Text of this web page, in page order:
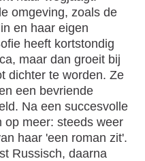
omgeving, zoals de
en haar eigen
heeft kortstondig
maar dan groeit bij
dichter te worden. Ze
een bevriende
Na een succesvolle
op meer: steeds weer
haar 'een roman zit'.
Russisch, daarna